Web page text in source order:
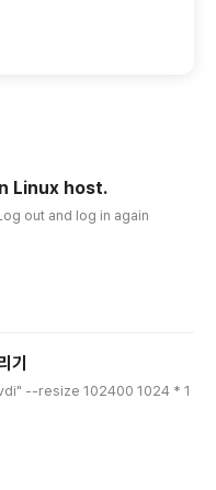
Linux host.
out and log in again
기
--resize 102400 1024 * 1